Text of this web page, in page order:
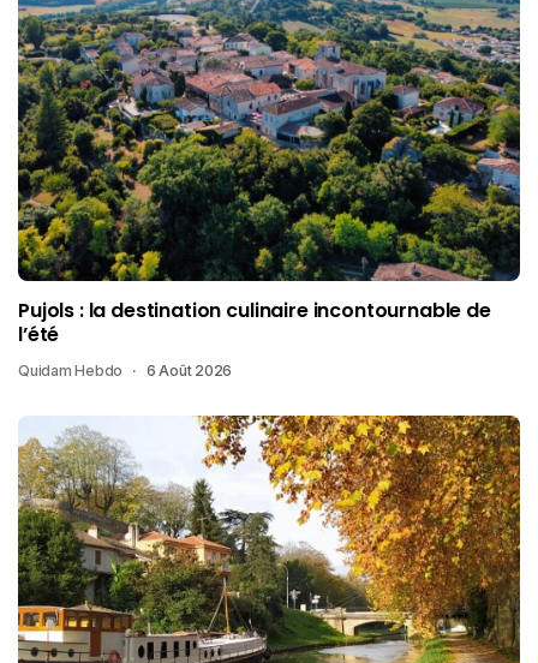
Pujols : la destination culinaire incontournable de
l’été
Quidam Hebdo 6 Août 2026